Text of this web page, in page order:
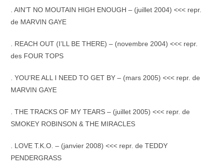
. AIN’T NO MOUTAIN HIGH ENOUGH – (juillet 2004) <<< repr.
de MARVIN GAYE
. REACH OUT (I’LL BE THERE) – (novembre 2004) <<< repr.
des FOUR TOPS
. YOU’RE ALL I NEED TO GET BY – (mars 2005) <<< repr. de
MARVIN GAYE
. THE TRACKS OF MY TEARS – (juillet 2005) <<< repr. de
SMOKEY ROBINSON & THE MIRACLES
. LOVE T.K.O. – (janvier 2008) <<< repr. de TEDDY
PENDERGRASS